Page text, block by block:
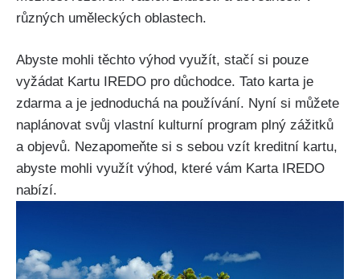
různých uměleckých oblastech.
Abyste mohli těchto výhod využít, stačí si pouze
vyžádat Kartu IREDO pro důchodce. Tato karta je
zdarma a je jednoduchá na používání. Nyní si můžete
naplánovat svůj vlastní kulturní program plný zážitků
a objevů. Nezapomeňte si s sebou vzít kreditní kartu,
abyste mohli využít výhod, které vám Karta IREDO
nabízí.